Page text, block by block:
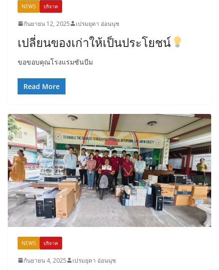
NEWS บริจาค
กันยายน 12, 2025 เปรมยุดา อ่อนนุช
เปลี่ยนของเก่าให้เป็นประโยชน์
ขอขอบคุณโรงแรมซันบีม
Read More
NEWS บริจาค
กันยายน 4, 2025 เปรมยุดา อ่อนนุช